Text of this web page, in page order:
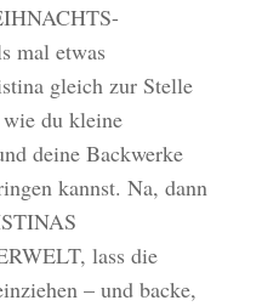
mal etwas
gleich zur Stelle
du kleine
deine Backwerke
kannst. Na, dann
lass die
– und backe,